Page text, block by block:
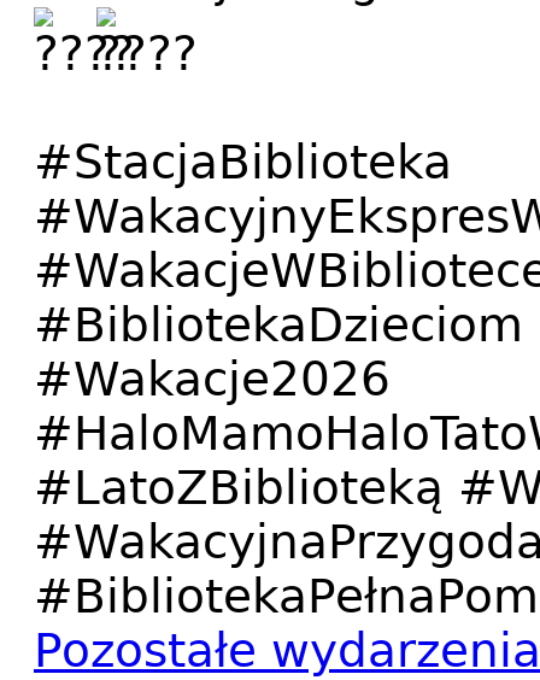
#StacjaBiblioteka
#Wakacje2026
#LatoZBiblioteką
Pozostałe wydarzenia